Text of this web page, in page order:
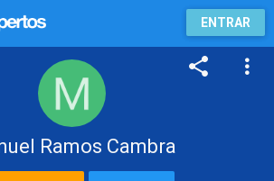
ENTRAR
Ramos Cambra